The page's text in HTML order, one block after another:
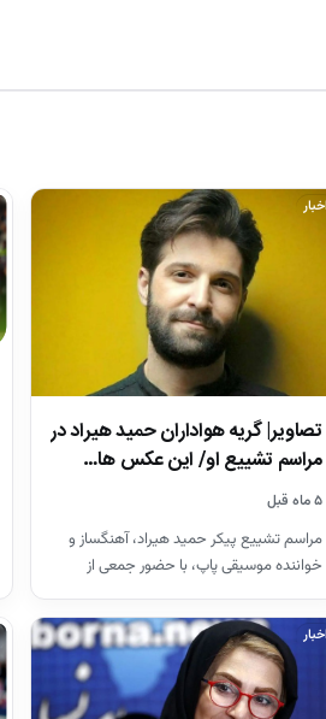
اخبار
تصاویر| گریه هواداران حمید هیراد در
مراسم تشییع او/ این عکس ها…
۵ ماه قبل
مراسم تشییع پیکر حمید هیراد، آهنگساز و
خواننده موسیقی پاپ، با حضور جمعی از
اخبار